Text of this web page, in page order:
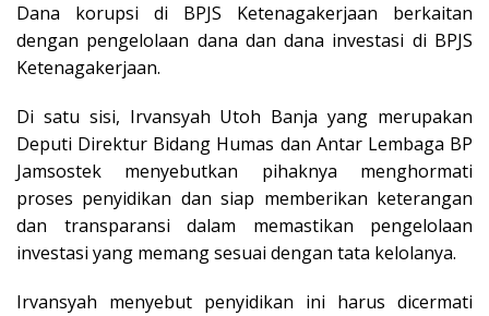
Dana korupsi di BPJS Ketenagakerjaan berkaitan
dengan pengelolaan dana dan dana investasi di BPJS
Ketenagakerjaan.
Di satu sisi, Irvansyah Utoh Banja yang merupakan
Deputi Direktur Bidang Humas dan Antar Lembaga BP
Jamsostek menyebutkan pihaknya menghormati
proses penyidikan dan siap memberikan keterangan
dan transparansi dalam memastikan pengelolaan
investasi yang memang sesuai dengan tata kelolanya.
Irvansyah menyebut penyidikan ini harus dicermati